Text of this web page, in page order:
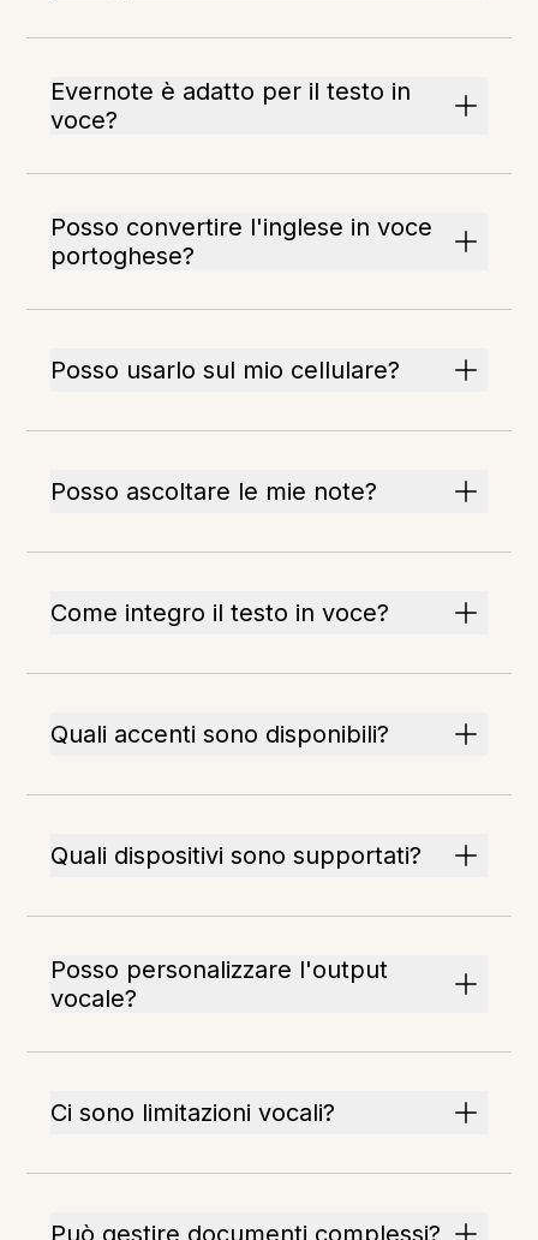
Evernote è adatto per il testo in
voce?
Posso convertire l'inglese in voce
portoghese?
Posso usarlo sul mio cellulare?
Posso ascoltare le mie note?
Come integro il testo in voce?
Quali accenti sono disponibili?
Quali dispositivi sono supportati?
Posso personalizzare l'output
vocale?
Ci sono limitazioni vocali?
Può gestire documenti complessi?